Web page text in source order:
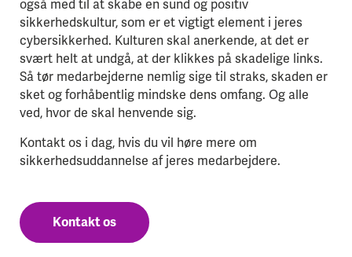
også med til at skabe en sund og positiv
sikkerhedskultur, som er et vigtigt element i jeres
cybersikkerhed. Kulturen skal anerkende, at det er
svært helt at undgå, at der klikkes på skadelige links.
Så tør medarbejderne nemlig sige til straks, skaden er
sket og forhåbentlig mindske dens omfang. Og alle
ved, hvor de skal henvende sig.
Kontakt os i dag, hvis du vil høre mere om
sikkerhedsuddannelse af jeres medarbejdere.
Kontakt os